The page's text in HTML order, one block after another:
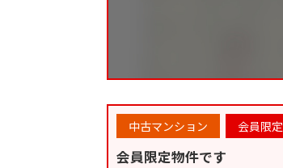
中古マンション 会員限定
会員限定物件です